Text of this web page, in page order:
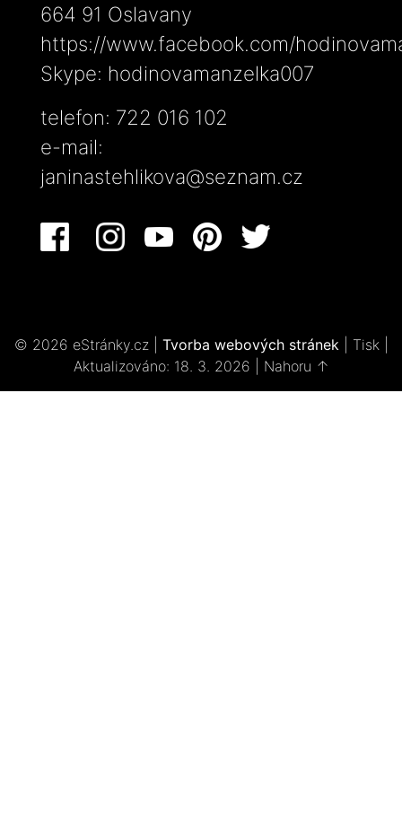
664 91 Oslavany
https://www.facebook.com/
Skype: hodinovamanzelka007
telefon: 722 016 102
e-mail:
janinastehlikova@seznam.cz
© 2026 eStránky.cz Tvorba webových stránek| Tisk|
Aktualizováno: 18. 3. 2026
Nahoru ↑